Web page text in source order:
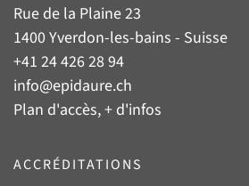
Rue de la Plaine 23
1400 Yverdon-les-bains - Suisse
+41 24 426 28 94
info@epidaure.ch
Plan d'accès, + d'infos
ACCRÉDITATIONS